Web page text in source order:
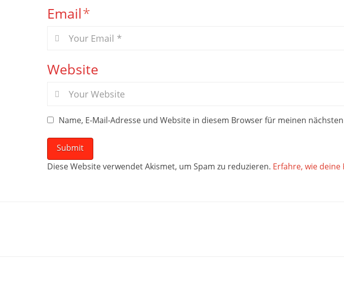
Email*
Website
Name, E-Mail-Adresse und Website in diesem Browser für meinen
Diese Website verwendet Akismet, um Spam zu reduzieren. Erfahre, wie